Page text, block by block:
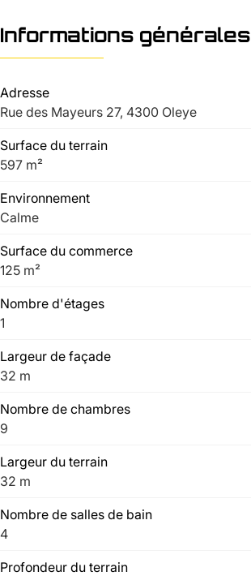
Informations générales
Adresse
Rue des Mayeurs 27, 4300 Oleye
Surface du terrain
597 m²
Environnement
Calme
Surface du commerce
125 m²
Nombre d'étages
1
Largeur de façade
32 m
Nombre de chambres
9
Largeur du terrain
32 m
Nombre de salles de bain
4
Profondeur du terrain